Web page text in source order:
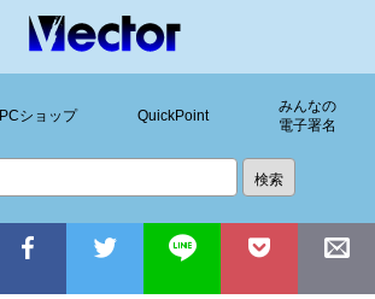
PCショップ QuickPoint
みんなの
電子署名